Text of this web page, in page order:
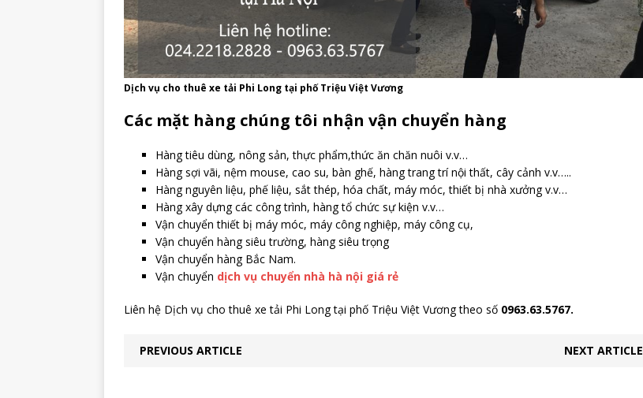
Dịch vụ cho thuê xe tải Phi Long tại phố Triệu Việt Vương
Các mặt hàng chúng tôi nhận vận chuyển hàng
Hàng tiêu dùng, nông sản, thực phẩm,thức ăn chăn nuôi v.v…
Hàng sợi vãi, nệm mouse, cao su, bàn ghế, hàng trang trí nội thất, cây cảnh v.v…..
Hàng nguyên liệu, phế liệu, sắt thép, hóa chất, máy móc, thiết bị nhà xưởng v.v…
Hàng xây dựng các công trình, hàng tổ chức sự kiện v.v…
Vận chuyển thiết bị máy móc, máy công nghiệp, máy công cụ,
Vận chuyển hàng siêu trường, hàng siêu trọng
Vận chuyển hàng Bắc Nam.
Vận chuyển dịch vụ chuyển nhà hà nội giá rẻ
Liên hệ Dịch vụ cho thuê xe tải Phi Long tại phố Triệu Việt Vương theo số 0963.63.5767.
PREVIOUS ARTICLE NEXT ARTICLE